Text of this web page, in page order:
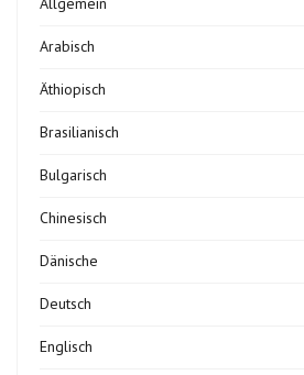
Arabisch
Äthiopisch
Brasilianisch
Bulgarisch
Chinesisch
Dänische
Deutsch
Englisch